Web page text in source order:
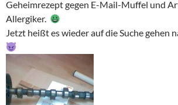
Geheimrezept gegen E-Mail-Muffel und
Allergiker.
Jetzt heißt es wieder auf die Suche gehen